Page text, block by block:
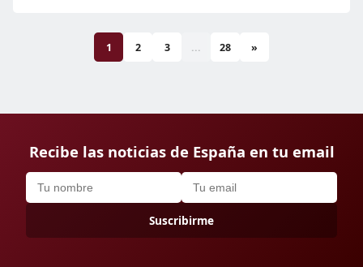
1 2 3 ... 28 »
Recibe las noticias de España en tu email
Suscribirme